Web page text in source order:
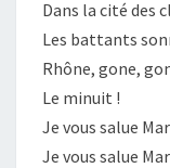
Dans la cité des
Les battants
Rhône, gone,
Le minuit !
Je vous salue
Je vous salue